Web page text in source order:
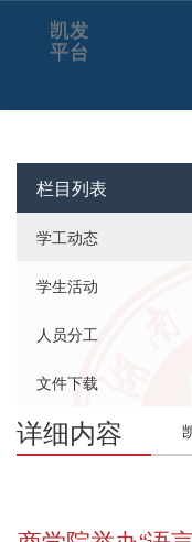
凯发
平台
栏目列表
学工动态
学生活动
人员分工
文件下载
详细内容